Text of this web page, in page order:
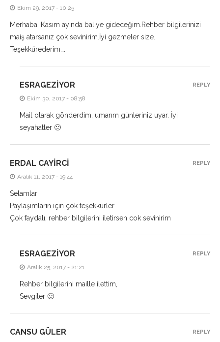
Ekim 29, 2017 - 10:25
Merhaba ,Kasım ayında baliye gideceğim.Rehber bilgilerinizi
maiş atarsanız çok sevinirim.İyi gezmeler size.
Teşekkürederim….
ESRAGEZIYOR
Ekim 30, 2017 - 08:58
Mail olarak gönderdim, umarım günleriniz uyar. İyi
seyahatler 🙂
REPLY
ERDAL CAYIRCI
Aralık 11, 2017 - 19:44
Selamlar
Paylaşımların için çok teşekkürler
Çok faydalı, rehber bilgilerini iletirsen cok sevinirim
REPLY
ESRAGEZIYOR
Aralık 25, 2017 - 21:21
Rehber bilgilerini maille ilettim,
Sevgiler 🙂
REPLY
CANSU GÜLER REPLY